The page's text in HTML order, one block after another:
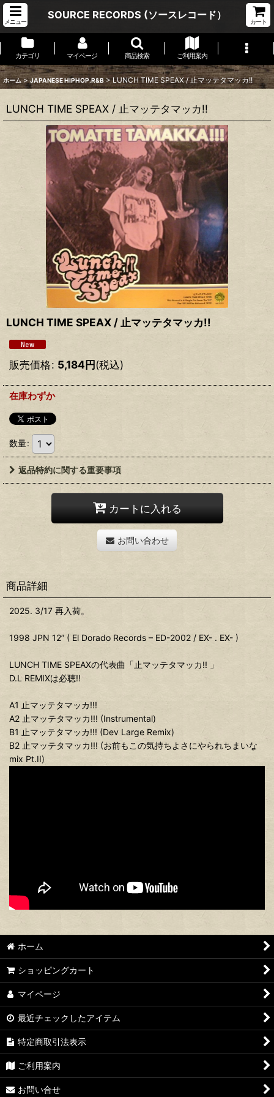
メニュー
SOURCE RECORDS (ソースレコード）
カート
カテゴリ マイページ 商品検索 ご利用案内
ホーム > JAPANESE HIPHOP.R&B > LUNCH TIME SPEAX / 止マッテタマッカ!!
LUNCH TIME SPEAX / 止マッテタマッカ!!
LUNCH TIME SPEAX / 止マッテタマッカ!!
販売価格: 5,184円(税込)
在庫わずか
数量:
返品特約に関する重要事項
カートに入れる
お問い合わせ
商品詳細
2025. 3/17 再入荷。
1998 JPN 12” ( El Dorado Records ‎– ED-2002 / EX- . EX- )
LUNCH TIME SPEAXの代表曲「止マッテタマッカ!! 」
D.L REMIXは必聴!!
A1 止マッテタマッカ!!!
A2 止マッテタマッカ!!! (Instrumental)
B1 止マッテタマッカ!!! (Dev Large Remix)
B2 止マッテタマッカ!!! (お前もこの気持ちよさにやられちまいな
mix Pt.II)
ホーム
ショッピングカート
マイページ
最近チェックしたアイテム
特定商取引法表示
ご利用案内
お問い合せ